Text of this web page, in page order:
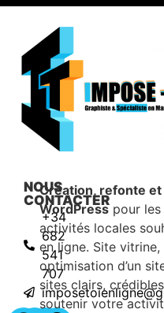
NOUS
CONTACTER
+34
682
541
707
Création, refonte
WordPresspour les
activités locales
en ligne. Site
optimisation d’un
sites clairs,
soutenir votre